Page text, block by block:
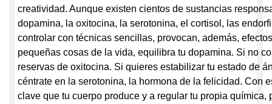
creatividad. Aunque existen cientos de sustancias
dopamina, la oxitocina, la serotonina, el cortisol, las
controlar con técnicas sencillas, provocan, además,
pequeñas cosas de la vida, equilibra tu dopamina. Si no
reservas de oxitocina. Si quieres estabilizar tu estado de
céntrate en la serotonina, la hormona de la felicidad. Con
clave que tu cuerpo produce y a regular tu propia